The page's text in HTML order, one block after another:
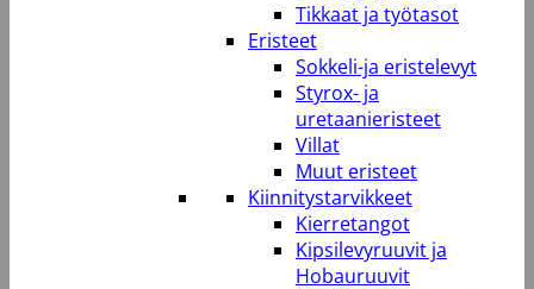
Tikkaat ja työtasot
Eristeet
Sokkeli-ja eristelevyt
Styrox- ja
uretaanieristeet
Villat
Muut eristeet
Kiinnitystarvikkeet
Kierretangot
Kipsilevyruuvit ja
Hobauruuvit